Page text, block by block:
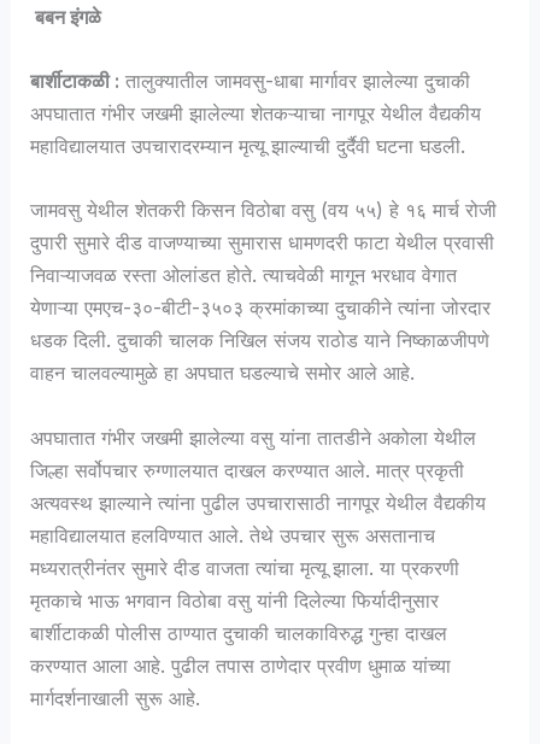
बबन इंगळे
बार्शीटाकळी : तालुक्यातील जामवसु-धाबा मार्गावर झालेल्या दुचाकी
अपघातात गंभीर जखमी झालेल्या शेतकऱ्याचा नागपूर येथील वैद्यकीय
महाविद्यालयात उपचारादरम्यान मृत्यू झाल्याची दुर्दैवी घटना घडली.
जामवसु येथील शेतकरी किसन विठोबा वसु (वय ५५) हे १६ मार्च रोजी
दुपारी सुमारे दीड वाजण्याच्या सुमारास धामणदरी फाटा येथील प्रवासी
निवाऱ्याजवळ रस्ता ओलांडत होते. त्याचवेळी मागून भरधाव वेगात
येणाऱ्या एमएच-३०-बीटी-३५०३ क्रमांकाच्या दुचाकीने त्यांना जोरदार
धडक दिली. दुचाकी चालक निखिल संजय राठोड याने निष्काळजीपणे
वाहन चालवल्यामुळे हा अपघात घडल्याचे समोर आले आहे.
अपघातात गंभीर जखमी झालेल्या वसु यांना तातडीने अकोला येथील
जिल्हा सर्वोपचार रुग्णालयात दाखल करण्यात आले. मात्र प्रकृती
अत्यवस्थ झाल्याने त्यांना पुढील उपचारासाठी नागपूर येथील वैद्यकीय
महाविद्यालयात हलविण्यात आले. तेथे उपचार सुरू असतानाच
मध्यरात्रीनंतर सुमारे दीड वाजता त्यांचा मृत्यू झाला. या प्रकरणी
मृतकाचे भाऊ भगवान विठोबा वसु यांनी दिलेल्या फिर्यादीनुसार
बार्शीटाकळी पोलीस ठाण्यात दुचाकी चालकाविरुद्ध गुन्हा दाखल
करण्यात आला आहे. पुढील तपास ठाणेदार प्रवीण धुमाळ यांच्या
मार्गदर्शनाखाली सुरू आहे.